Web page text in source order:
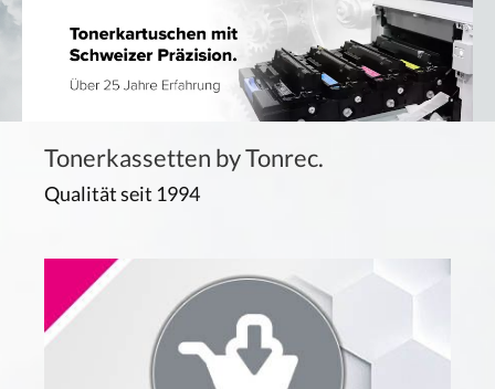
Tonerkassetten by Tonrec.
Qualität seit 1994